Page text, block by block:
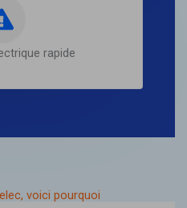
rapide
voici pourquoi